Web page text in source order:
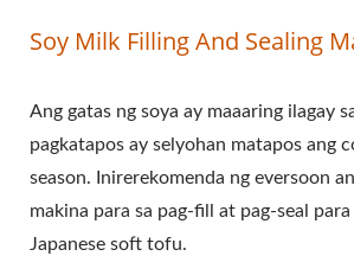
Soy Milk Filling And Sealing
Ang gatas ng soya ay maaaring ilagay
pagkatapos ay selyohan matapos ang
season. Inirerekomenda ng eversoon
makina para sa pag-fill at pag-seal
Japanese soft tofu.